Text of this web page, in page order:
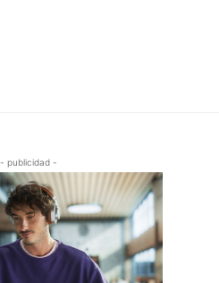
- publicidad -